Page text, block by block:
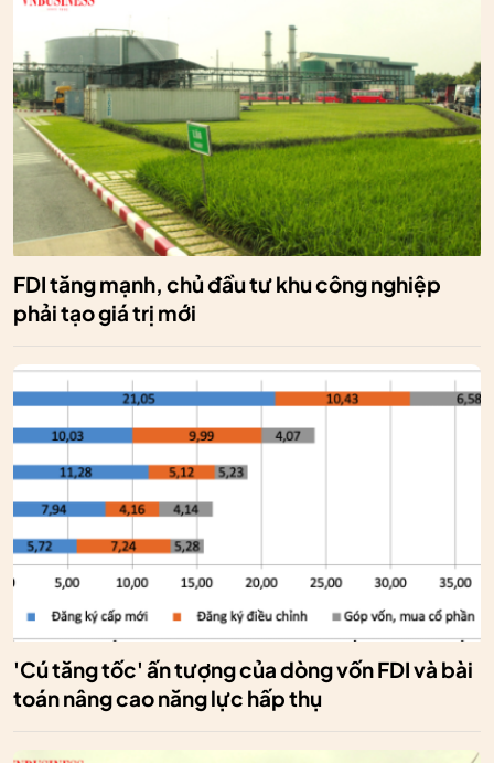
FDI tăng mạnh, chủ đầu tư khu công nghiệp
phải tạo giá trị mới
'Cú tăng tốc' ấn tượng của dòng vốn FDI và bài
toán nâng cao năng lực hấp thụ